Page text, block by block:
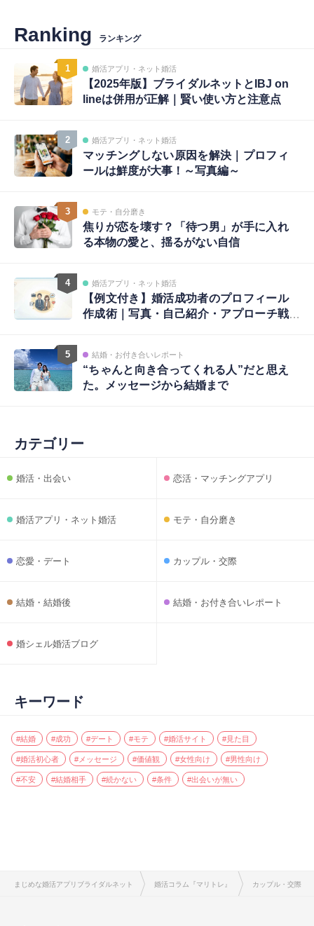
Ranking ランキング
1 婚活アプリ・ネット婚活
【2025年版】ブライダルネットとIBJ on
lineは併用が正解｜賢い使い方と注意点
2 婚活アプリ・ネット婚活
マッチングしない原因を解決｜プロフィ
ールは鮮度が大事！～写真編～
3 モテ・自分磨き
焦りが恋を壊す？「待つ男」が手に入れ
る本物の愛と、揺るがない自信
4 婚活アプリ・ネット婚活
【例文付き】婚活成功者のプロフィール
作成術｜写真・自己紹介・アプローチ戦
5 結婚・お付き合いレポート
“ちゃんと向き合ってくれる人”だと思え
た。メッセージから結婚まで
カテゴリー
婚活・出会い 恋活・マッチングアプリ
婚活アプリ・ネット婚活 モテ・自分磨き
恋愛・デート カップル・交際
結婚・結婚後 結婚・お付き合いレポート
婚シェル婚活ブログ
キーワード
#結婚 #成功 #デート #モテ #婚活サイト #見た目
#婚活初心者 #メッセージ #価値観 #女性向け #男性向け
#不安 #結婚相手 #続かない #条件 #出会いが無い
まじめな婚活アプリブライダルネット 婚活コラム『マリトレ』 カップル・交際